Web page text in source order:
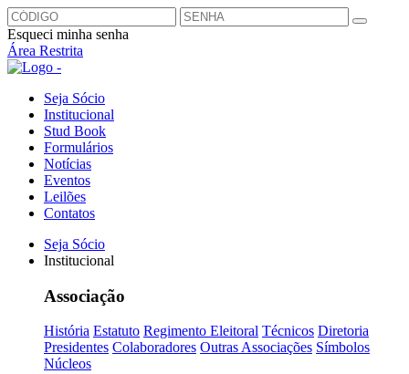
Esqueci minha senha
Área Restrita
Seja Sócio
Institucional
Stud Book
Formulários
Notícias
Eventos
Leilões
Contatos
Seja Sócio
Institucional
Associação
História Estatuto Regimento Eleitoral Técnicos Diretoria
Presidentes Colaboradores Outras Associações Símbolos
Núcleos